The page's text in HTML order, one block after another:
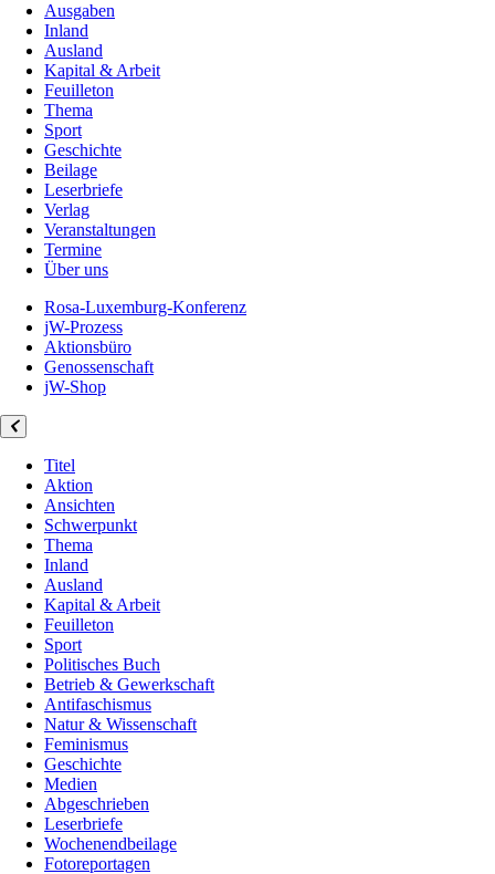
Ausgaben
Inland
Ausland
Kapital & Arbeit
Feuilleton
Thema
Sport
Geschichte
Beilage
Leserbriefe
Verlag
Veranstaltungen
Termine
Über uns
Rosa-Luxemburg-Konferenz
jW-Prozess
Aktionsbüro
Genossenschaft
jW-Shop
Titel
Aktion
Ansichten
Schwerpunkt
Thema
Inland
Ausland
Kapital & Arbeit
Feuilleton
Sport
Politisches Buch
Betrieb & Gewerkschaft
Antifaschismus
Natur & Wissenschaft
Feminismus
Geschichte
Medien
Abgeschrieben
Leserbriefe
Wochenendbeilage
Fotoreportagen